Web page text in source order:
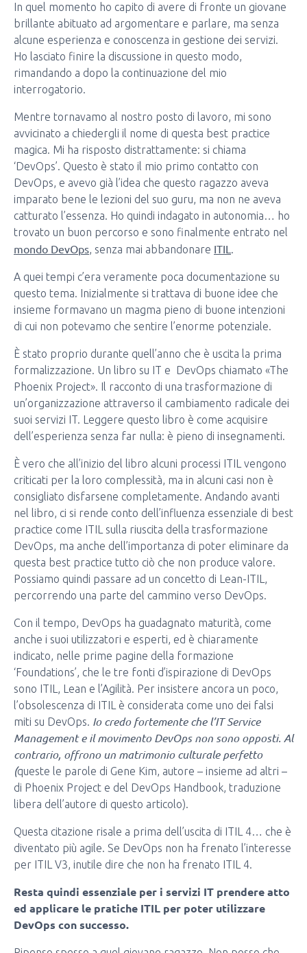
In quel momento ho capito di avere di fronte un giovane
brillante abituato ad argomentare e parlare, ma senza
alcune esperienza e conoscenza in gestione dei servizi.
Ho lasciato finire la discussione in questo modo,
rimandando a dopo la continuazione del mio
interrogatorio.
Mentre tornavamo al nostro posto di lavoro, mi sono
avvicinato a chiedergli il nome di questa best practice
magica. Mi ha risposto distrattamente: si chiama
‘DevOps’. Questo è stato il mio primo contatto con
DevOps, e avevo già l’idea che questo ragazzo aveva
imparato bene le lezioni del suo guru, ma non ne aveva
catturato l’essenza. Ho quindi indagato in autonomia… ho
trovato un buon percorso e sono finalmente entrato nel
mondo DevOps, senza mai abbandonare ITIL .
A quei tempi c’era veramente poca documentazione su
questo tema. Inizialmente si trattava di buone idee che
insieme formavano un magma pieno di buone intenzioni
di cui non potevamo che sentire l’enorme potenziale.
È stato proprio durante quell’anno che è uscita la prima
formalizzazione. Un libro su IT e DevOps chiamato «The
Phoenix Project». Il racconto di una trasformazione di
un’organizzazione attraverso il cambiamento radicale dei
suoi servizi IT. Leggere questo libro è come acquisire
dell’esperienza senza far nulla: è pieno di insegnamenti.
È vero che all’inizio del libro alcuni processi ITIL vengono
criticati per la loro complessità, ma in alcuni casi non è
consigliato disfarsene completamente. Andando avanti
nel libro, ci si rende conto dell’influenza essenziale di best
practice come ITIL sulla riuscita della trasformazione
DevOps, ma anche dell’importanza di poter eliminare da
questa best practice tutto ciò che non produce valore.
Possiamo quindi passare ad un concetto di Lean-ITIL,
percorrendo una parte del cammino verso DevOps.
Con il tempo, DevOps ha guadagnato maturità, come
anche i suoi utilizzatori e esperti, ed è chiaramente
indicato, nelle prime pagine della formazione
‘Foundations’, che le tre fonti d’ispirazione di DevOps
sono ITIL, Lean e l’Agilità. Per insistere ancora un poco,
l’obsolescenza di ITIL è considerata come uno dei falsi
miti su DevOps. Io credo fortemente che l’IT Service
Management e il movimento DevOps non sono opposti. Al
contrario, offrono un matrimonio culturale perfetto
(queste le parole di Gene Kim, autore – insieme ad altri –
di Phoenix Project e del DevOps Handbook, traduzione
libera dell’autore di questo articolo).
Questa citazione risale a prima dell’uscita di ITIL 4… che è
diventato più agile. Se DevOps non ha frenato l’interesse
per ITIL V3, inutile dire che non ha frenato ITIL 4.
Resta quindi essenziale per i servizi IT prendere atto
ed applicare le pratiche ITIL per poter utilizzare
DevOps con successo.